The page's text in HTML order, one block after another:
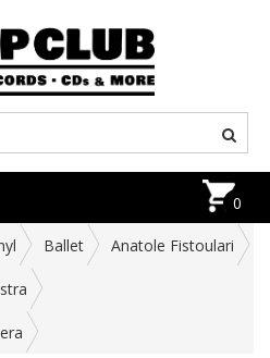
0
Ballet Anatole Fistoulari